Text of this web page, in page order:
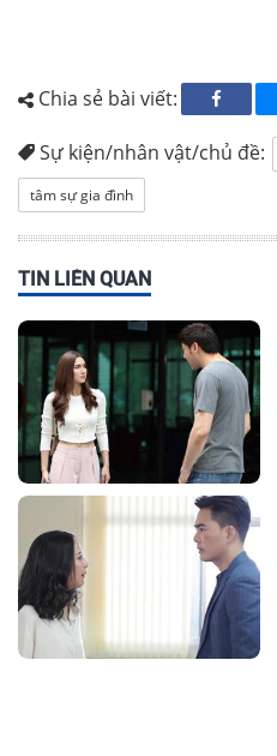
Chia sẻ bài viết:
Sự kiện/nhân vật/chủ đề:
tâm sự gia đình
TIN LIÊN QUAN